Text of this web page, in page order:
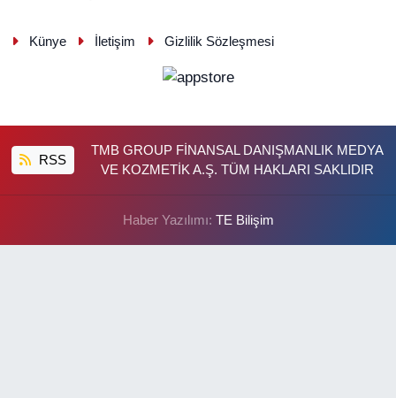
Künye İletişim Gizlilik Sözleşmesi
RSS
TMB GROUP FİNANSAL DANIŞMANLIK MEDYA
VE KOZMETİK A.Ş. TÜM HAKLARI SAKLIDIR
Haber Yazılımı: TE Bilişim